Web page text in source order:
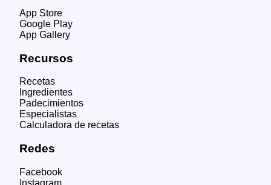
App Store
Google Play
App Gallery
Recursos
Recetas
Ingredientes
Padecimientos
Especialistas
Calculadora de recetas
Redes
Facebook
Instagram